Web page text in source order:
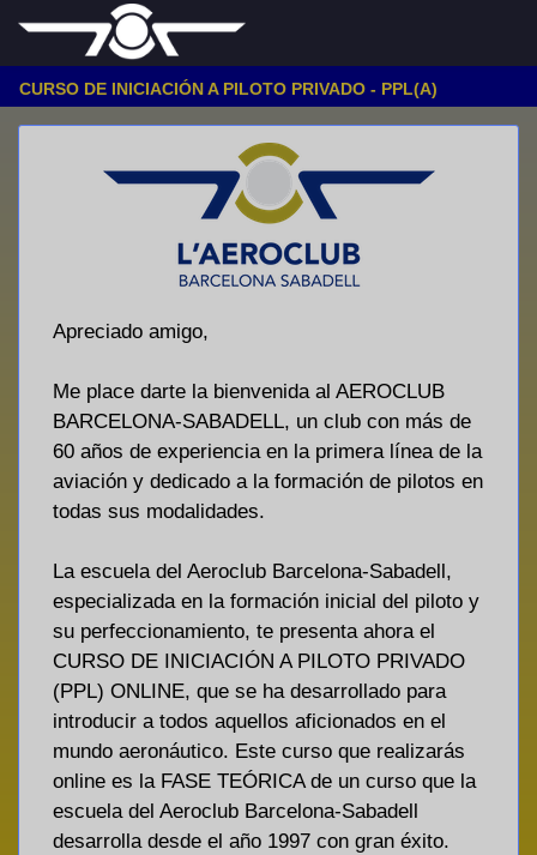
CURSO DE INICIACIÓN A PILOTO PRIVADO - PPL(A)
Apreciado amigo,
Me place darte la bienvenida al AEROCLUB
BARCELONA-SABADELL, un club con más de
60 años de experiencia en la primera línea de la
aviación y dedicado a la formación de pilotos en
todas sus modalidades.
La escuela del Aeroclub Barcelona-Sabadell,
especializada en la formación inicial del piloto y
su perfeccionamiento, te presenta ahora el
CURSO DE INICIACIÓN A PILOTO PRIVADO
(PPL) ONLINE, que se ha desarrollado para
introducir a todos aquellos aficionados en el
mundo aeronáutico. Este curso que realizarás
online es la FASE TEÓRICA de un curso que la
escuela del Aeroclub Barcelona-Sabadell
desarrolla desde el año 1997 con gran éxito.